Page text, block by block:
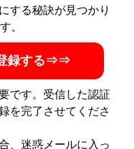
する秘訣が見つかり
。
録する⇒⇒
です。受信した認証
を完了させてくださ
、迷惑メールに入っ